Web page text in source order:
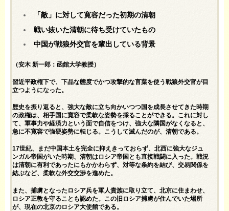
「敵」に対して寛容だった初期の清朝
戦い抜いた清朝に待ち受けていたもの
中国が戦狼外交官を輩出している背景
（安木 新一郎：函館大学教授）
習近平政権下で、下品な態度でかつ攻撃的な言葉を使う戦狼外交官が目
立つようになった。
歴史を振り返ると、強大な敵に立ち向かいつつ国を成長させてきた時期
の政権は、相手国に寛容で柔軟な姿勢を採ることができる。これに対し
て、軍事力や経済力という面で自信をつけ、強大な隣国がなくなると、
急に不寛容で強硬姿勢に転じる。こうして滅んだのが、清朝である。
17世紀、まだ中国本土を完全に抑えきっておらず、北西に強大なジュ
ンガル帝国がいた時期、清朝はロシア帝国とも直接戦闘に入った。戦況
は清朝に有利であったにもかかわらず、対等な条約を結び、交易関係を
結ぶなど、柔軟な外交交渉を進めた。
また、捕虜となったロシア兵を軍人貴族に取り立て、北京に住まわせ、
ロシア正教を守ることも認めた。この旧ロシア捕虜が住んでいた場所
が、現在の北京のロシア大使館である。